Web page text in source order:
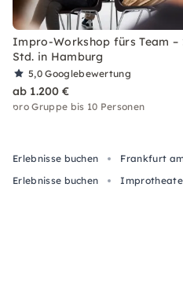
Impro-Workshop fürs Team –
Std. in Hamburg
5,0Googlebewertung
ab 1.200 €
pro Gruppe bis 10 Personen
Erlebnisse buchen Frankfurt
Erlebnisse buchen